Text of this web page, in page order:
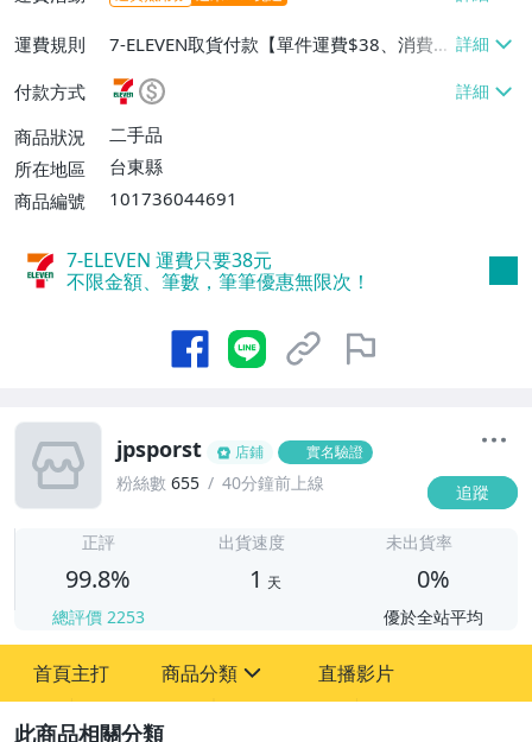
運費規則
7-ELEVEN取貨付款【單件運費$38、消費滿
【單件運費$38、消費滿$5000免運費】、
郵局掛號【單件運費$50、消費滿$5000免
運費】
付款方式
商品狀況
二手品
所在地區
台東縣
商品編號
101736044691
7-ELEVEN 運費只要38元
不限金額、筆數，筆筆優惠無限次！
jpsporst 店鋪 實名驗證
粉絲數 655 40分鐘前上線 追蹤
正評
99.8%
總評價 2253
出貨速度
1 天
未出貨率
0%
優於全站平均
首頁主打 商品分類 直播影片